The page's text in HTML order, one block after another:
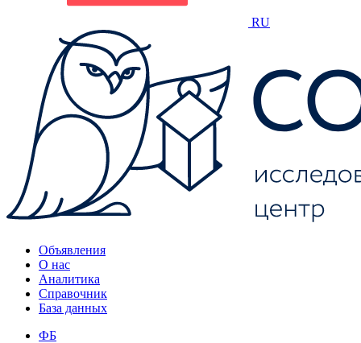
RU
Объявления
О нас
Аналитика
Справочник
База данных
ФБ